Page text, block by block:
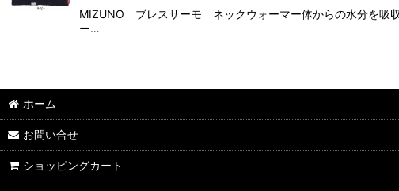
MIZUNO ブレスサーモ ネックウォーマー体からの水分を吸
ー…
ホーム
お問い合せ
ショッピングカート